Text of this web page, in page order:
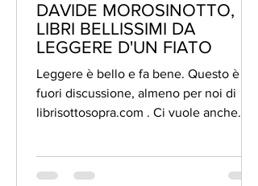
DAVIDE MOROSINOTTO,
LIBRI BELLISSIMI DA
LEGGERE D'UN FIATO
Leggere è bello e fa bene. Questo è
fuori discussione, almeno per noi di
librisottosopra.com . Ci vuole anche